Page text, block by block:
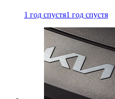
1 год спустя1 год спустя